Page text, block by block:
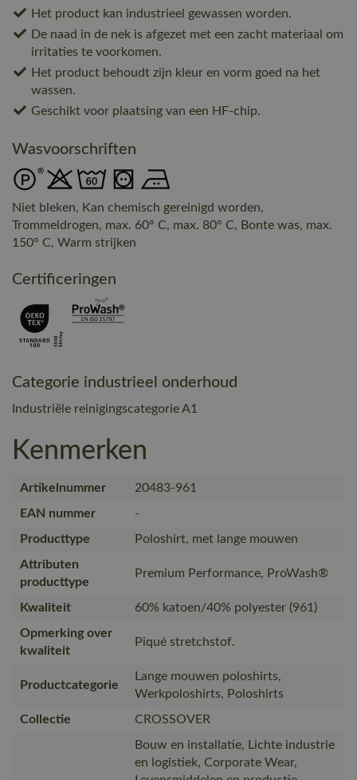
Het product kan industrieel gewassen worden.
De naad in de nek is afgezet met een zacht materiaal om
irritaties te voorkomen.
Het product behoudt zijn kleur en vorm goed na het
wassen.
Geschikt voor plaatsing van een HF-chip.
Wasvoorschriften
Niet bleken, Kan chemisch gereinigd worden,
Trommeldrogen, max. 60° C, max. 80° C, Bonte was, max.
150° C, Warm strijken
Certificeringen
Categorie industrieel onderhoud
Industriële reinigingscategorie A1
Kenmerken
Artikelnummer
20483-961
EAN nummer
-
Producttype
Poloshirt, met lange mouwen
Attributen
producttype
Premium Performance, ProWash®
Kwaliteit
60% katoen/40% polyester (961)
Opmerking over
kwaliteit
Piqué stretchstof.
Productcategorie
Lange mouwen poloshirts,
Werkpoloshirts, Poloshirts
Collectie
CROSSOVER
Bouw en installatie, Lichte industrie
en logistiek, Corporate Wear,